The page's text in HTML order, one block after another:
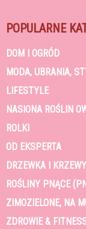
POPULARNE
DOM I OGRÓD
MODA, UBRANIA,
LIFESTYLE
NASIONA ROŚLIN
ROLKI
OD EKSPERTA
DRZEWKA I
ROŚLINY PNĄCE
ZIMOZIELONE, NA
ZDROWIE &